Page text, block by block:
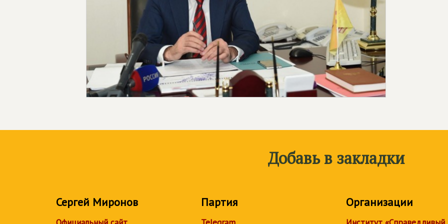
Добавь в закладки
Сергей Миронов Партия Организации